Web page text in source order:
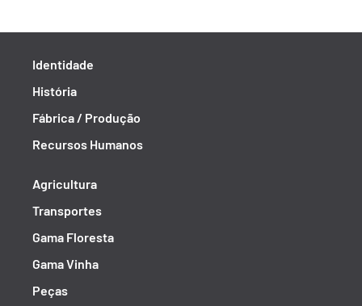
Identidade
História
Fábrica / Produção
Recursos Humanos
Agricultura
Transportes
Gama Floresta
Gama Vinha
Peças